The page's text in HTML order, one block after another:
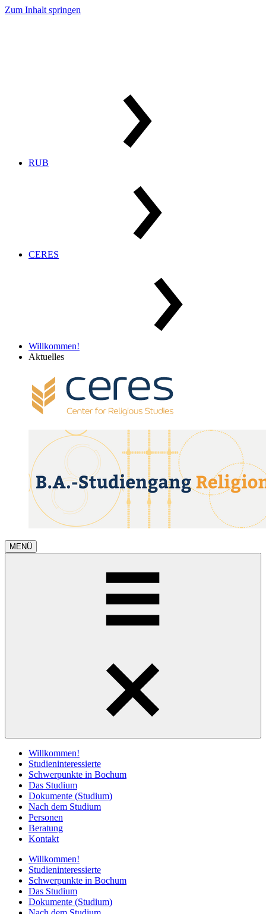
Zum Inhalt springen
RUB
CERES
Willkommen!
Aktuelles
MENÜ
Willkommen!
Studieninteressierte
Schwerpunkte in Bochum
Das Studium
Dokumente (Studium)
Nach dem Studium
Personen
Beratung
Kontakt
Willkommen!
Studieninteressierte
Schwerpunkte in Bochum
Das Studium
Dokumente (Studium)